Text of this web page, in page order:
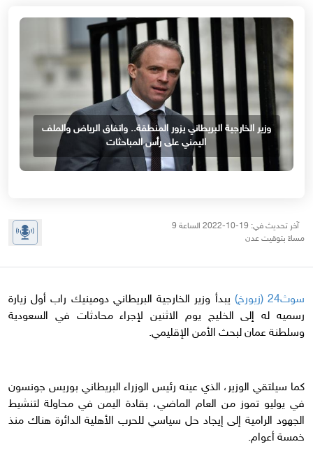
وزير الخارجية البريطاني يزور المنطقة.. واتفاق الرياض والملف
اليمني على رأس المباحثات
آخر تحديث في: 19-10-2022 الساعة 9
مساءً بتوقيت عدن
سوث24 (زيورخ)
يبدأ وزير الخارجية البريطاني دومينيك راب أول زيارة
رسميه له إلى الخليج يوم الاثنين لإجراء محادثات في السعودية
وسلطنة عمان لبحث الأمن الإقليمي.
كما سيلتقي الوزير، الذي عينه رئيس الوزراء البريطاني بوريس جونسون
في يوليو تموز من العام الماضي، بقادة اليمن في محاولة لتنشيط
الجهود الرامية إلى إيجاد حل سياسي للحرب الأهلية الدائرة هناك منذ
خمسة أعوام.